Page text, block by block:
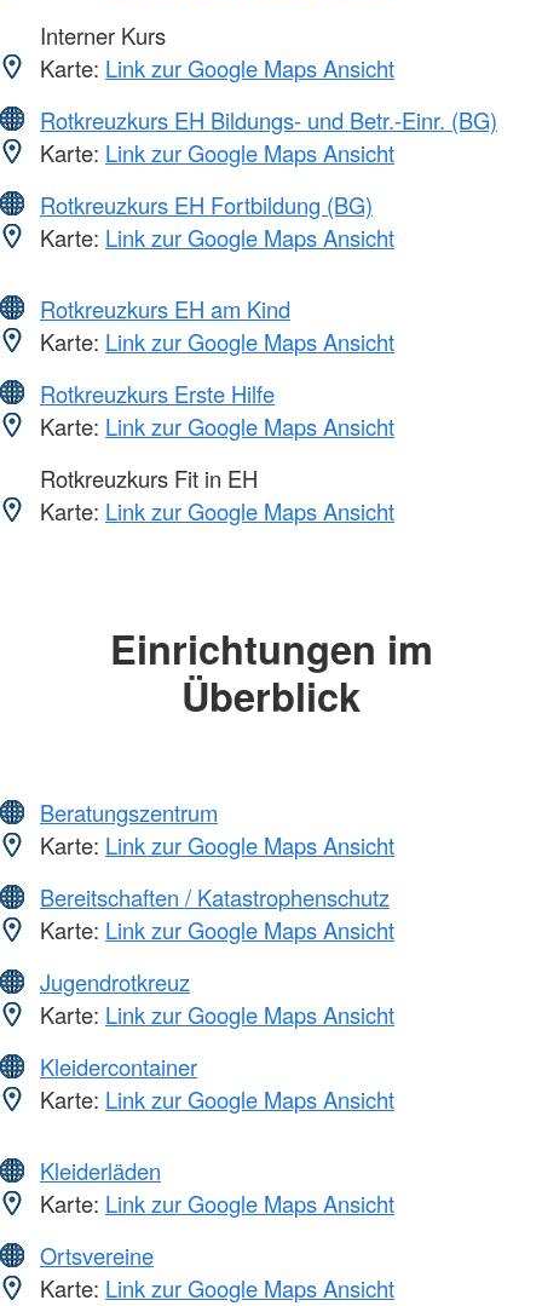
Interner Kurs
Karte: Link zur Google Maps Ansicht
Rotkreuzkurs EH Bildungs- und Betr.-Einr. (BG)
Karte: Link zur Google Maps Ansicht
Rotkreuzkurs EH Fortbildung (BG)
Karte: Link zur Google Maps Ansicht
Rotkreuzkurs EH am Kind
Karte: Link zur Google Maps Ansicht
Rotkreuzkurs Erste Hilfe
Karte: Link zur Google Maps Ansicht
Rotkreuzkurs Fit in EH
Karte: Link zur Google Maps Ansicht
Einrichtungen im
Überblick
Beratungszentrum
Karte: Link zur Google Maps Ansicht
Bereitschaften / Katastrophenschutz
Karte: Link zur Google Maps Ansicht
Jugendrotkreuz
Karte: Link zur Google Maps Ansicht
Kleidercontainer
Karte: Link zur Google Maps Ansicht
Kleiderläden
Karte: Link zur Google Maps Ansicht
Ortsvereine
Karte: Link zur Google Maps Ansicht